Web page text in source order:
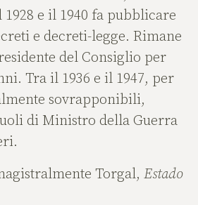
e il 1940 fa pubblicare
e decreti-legge. Rimane
del Consiglio per
Tra il 1936 e il 1947, per
sovrapponibili,
di Ministro della Guerra
Torgal, Estado